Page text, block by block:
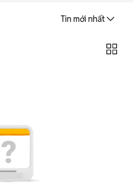
Tin mới nhất